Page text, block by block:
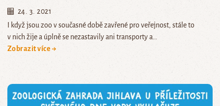
24. 3. 2021
I když jsou zoo v současné době zavřené pro veřejnost, stále to
v nich žije a úplně se nezastavily ani transporty a…
Zobrazit více →